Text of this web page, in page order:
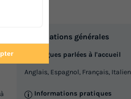
Informations générales
Langues parlées à l'accueil
Anglais, Espagnol, Français, Italien
Informations pratiques